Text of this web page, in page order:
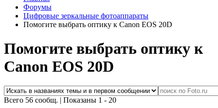
Форумы
Цифровые зеркальные фотоаппараты
Помогите выбрать оптику к Canon EOS 20D
Помогите выбрать оптику к
Canon EOS 20D
Всего 56 сообщ. | Показаны 1 - 20